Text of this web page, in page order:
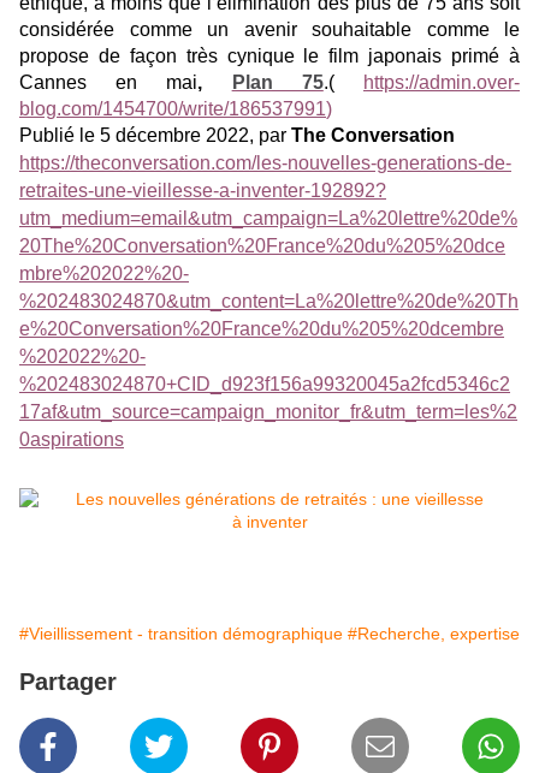
considérée comme un avenir souhaitable comme le
propose de façon très cynique le film japonais primé à
Cannes en mai, Plan 75.(
https://admin.over-
blog.com/1454700/write/186537991)
Publié le 5 décembre 2022, par The Conversation
https://theconversation.com/les-nouvelles-generations-de-
retraites-une-vieillesse-a-inventer-192892?
utm_medium=email&utm_campaign=La%20lettre%20de%
20The%20Conversation%20France%20du%205%20dce
mbre%202022%20-
%202483024870&utm_content=La%20lettre%20de%20Th
e%20Conversation%20France%20du%205%20dcembre
%202022%20-
%202483024870+CID_d923f156a99320045a2fcd5346c2
17af&utm_source=campaign_monitor_fr&utm_term=les%2
0aspirations
#Vieillissement - transition démographique #Recherche, expertise
Partager